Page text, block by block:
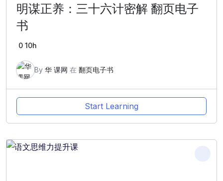
明谋正养：三十六计密解 翻页电子
书
0 10h
By 华 课网 在 翻页电子书
Start Learning